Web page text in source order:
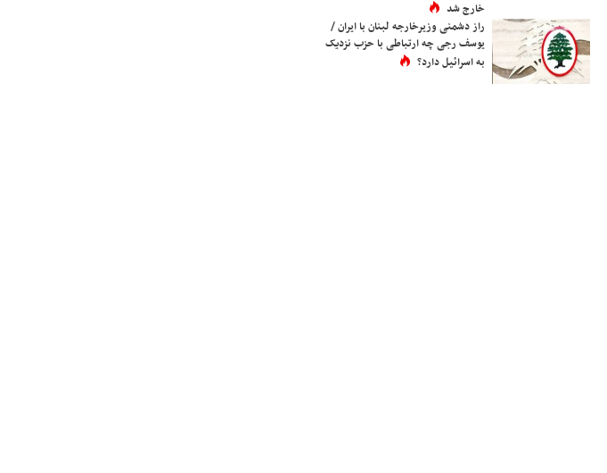
خارج شد
راز دشمنی وزیرخارجه لبنان با ایران /
یوسف رجی چه ارتباطی با حزب نزدیک
به اسرائیل دارد؟